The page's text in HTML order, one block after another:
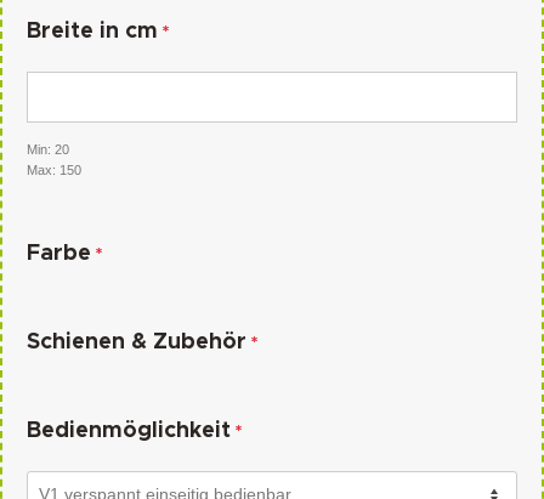
Breite in cm *
Min: 20
Max: 150
Farbe *
Schienen & Zubehör *
Bedienmöglichkeit *